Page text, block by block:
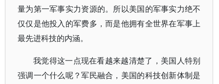
量为第一军事实力资源的。所以美国的军事实力绝不
仅仅是他投入的军费多，而是他拥有全世界在军事上
最先进科技的内涵。
我觉得这一点现在看越来越清楚了，美国人特别
强调一个什么呢？军民融合，美国的科技创新体制是